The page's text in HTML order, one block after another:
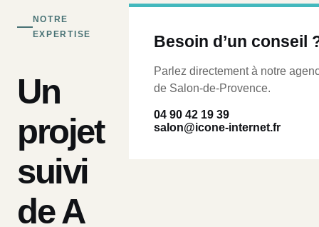
NOTRE
EXPERTISE
Un
projet
suivi
de A
Besoin d’un conseil
Parlez directement à notre
de Salon-de-Provence.
04 90 42 19 39
salon@icone-internet.fr